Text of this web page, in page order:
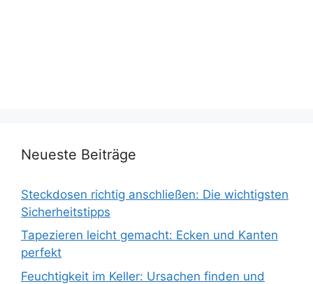
Neueste Beiträge
Steckdosen richtig anschließen: Die wichtigsten
Sicherheitstipps
Tapezieren leicht gemacht: Ecken und Kanten
perfekt
Feuchtigkeit im Keller: Ursachen finden und